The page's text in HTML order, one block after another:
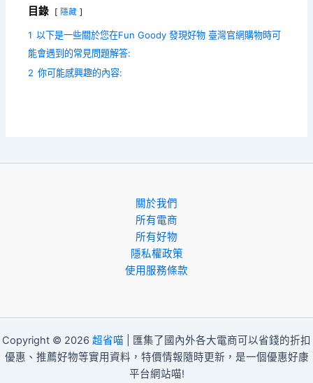
目錄 隱藏
1 以下是一些關於您在Fun Goody 發現好物 臺灣官網購物時可
能會遇到的常見問題解答:
2 你可能感興趣的內容:
關於我們
所有電商
所有好物
隱私權政策
使用服務條款
Copyright © 2026 超省喵 | 匯集了國內外各大電商可以省錢的折扣
優惠、推薦好物等實用資料，特價情報隨時更新，是一個優惠好康
平台網站喵!